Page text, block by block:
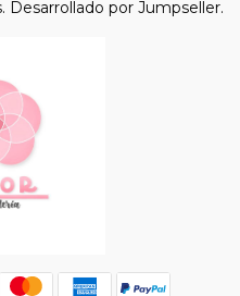
Desarrollado por Jumpseller.